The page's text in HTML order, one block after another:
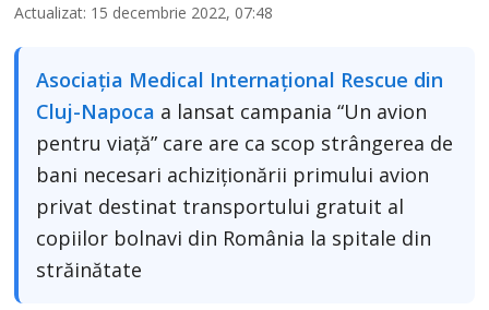
Actualizat: 15 decembrie 2022, 07:48
Asociația Medical Internațional Rescue din
Cluj-Napoca a lansat campania “Un avion
pentru viață” care are ca scop strângerea de
bani necesari achiziționării primului avion
privat destinat transportului gratuit al
copiilor bolnavi din România la spitale din
străinătate